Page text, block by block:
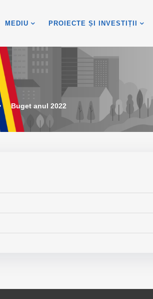
MEDIU PROIECTE ȘI INVESTIȚII
Buget anul 2022